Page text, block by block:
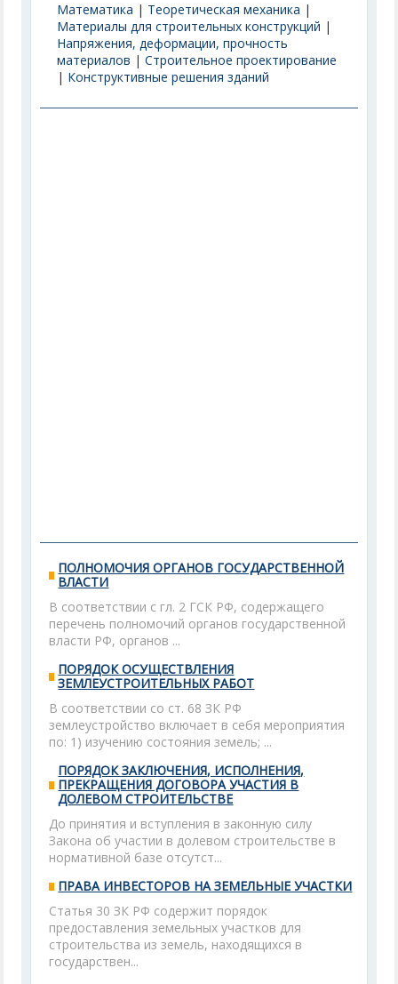
Математика | Теоретическая механика |
Материалы для строительных конструкций |
Напряжения, деформации, прочность
материалов |Строительное проектирование
| Конструктивные решения зданий
ПОЛНОМОЧИЯ ОРГАНОВ ГОСУДАРСТВЕННОЙ
ВЛАСТИ
В соответствии с гл. 2 ГСК РФ, содержащего
перечень полномочий органов государственной
власти РФ, органов ...
ПОРЯДОК ОСУЩЕСТВЛЕНИЯ
ЗЕМЛЕУСТРОИТЕЛЬНЫХ РАБОТ
В соответствии со ст. 68 ЗК РФ
землеустройство включает в себя мероприятия
по: 1) изучению состояния земель; ...
ПОРЯДОК ЗАКЛЮЧЕНИЯ, ИСПОЛНЕНИЯ,
ПРЕКРАЩЕНИЯ ДОГОВОРА УЧАСТИЯ В
ДОЛЕВОМ СТРОИТЕЛЬСТВЕ
До принятия и вступления в законную силу
Закона об участии в долевом строительстве в
нормативной базе отсутст...
ПРАВА ИНВЕСТОРОВ НА ЗЕМЕЛЬНЫЕ УЧАСТКИ
Статья 30 ЗК РФ содержит порядок
предоставления земельных участков для
строительства из земель, находящихся в
государствен...